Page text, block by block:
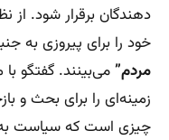
دهندگان برقرار شود. از
خود را برای پیروزی به
مردم”می‌بینند. گفتگو
زمینه‌ای را برای بحث و
چیزی است که سیاست به